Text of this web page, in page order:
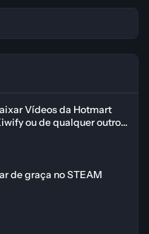
Vídeos da Hotmart
ou de qualquer outro
de graça no STEAM